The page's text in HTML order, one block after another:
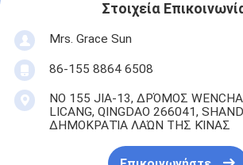
Στοιχεία
Mrs. Grace Sun
86-155 8864 6508
ΝΟ 155 JIA-13, ΔΡΌΜΟΣ
LICANG, QINGDAO 266041,
ΔΗΜΟΚΡΑΤΊΑ ΛΑΏΝ ΤΗΣ ΚΊΝΑΣ